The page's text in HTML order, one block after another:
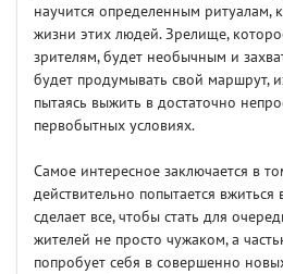
научится определенным ритуалам,
жизни этих людей. Зрелище,
зрителям, будет необычным и
будет продумывать свой маршрут,
пытаясь выжить в достаточно
первобытных условиях.
Самое интересное заключается в
действительно попытается
сделает все, чтобы стать для
жителей не просто чужаком, а
попробует себя в совершенно